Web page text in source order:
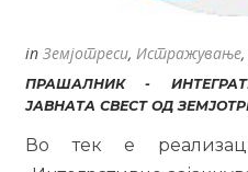
in Земјотреси, Истражување,
ПРАШАЛНИК -
ЈАВНАТА СВЕСТ ОД
Во тек е